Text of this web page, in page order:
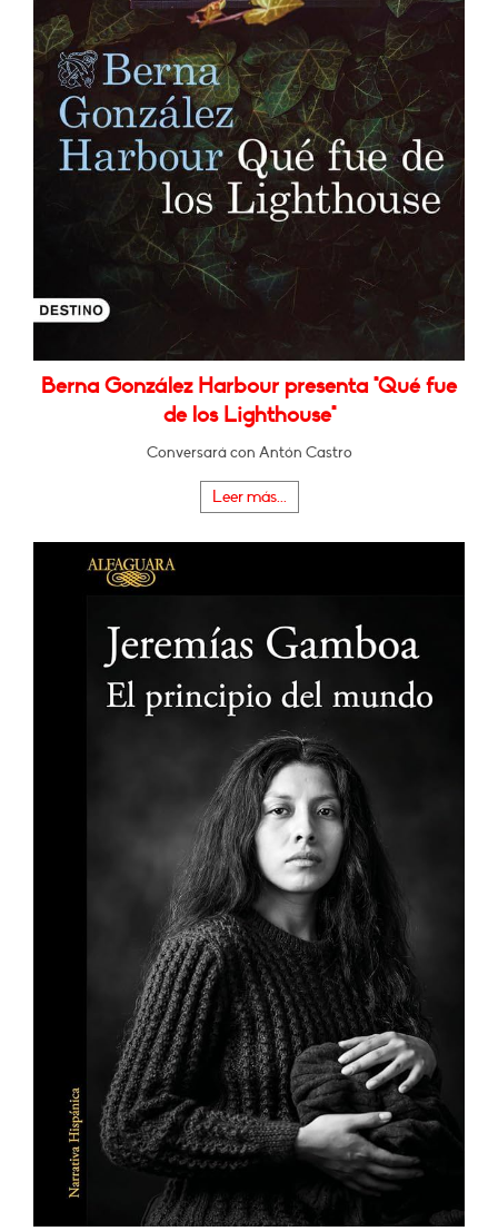
Berna González Harbour presenta "Qué fue
de los Lighthouse"
Conversará con Antón Castro
Leer más...